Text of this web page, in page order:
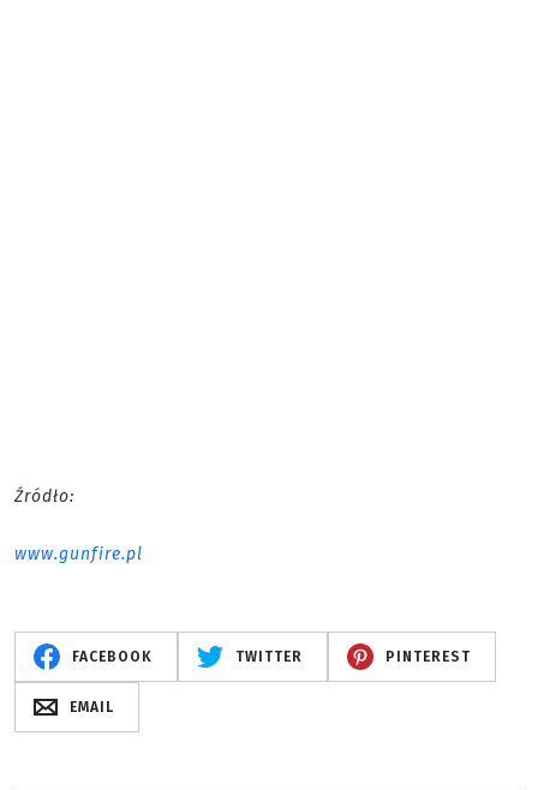
Źródło:
www.gunfire.pl
FACEBOOK TWITTER PINTEREST
EMAIL